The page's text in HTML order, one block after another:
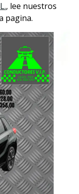
, lee nuestros
pagina.